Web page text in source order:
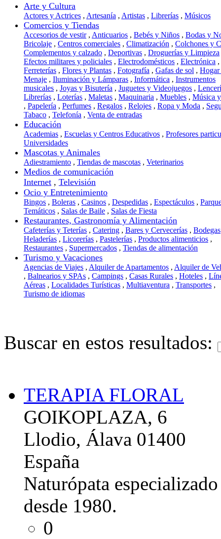
Arte y Cultura
Actores y Actrices , Artesanía , Artistas , Librerías , Músicos
Comercios y Tiendas
Accesorios de vestir, Anticuarios , Bebés y Niños , Bodas y
Bricolaje , Centros comerciales , Climatización , Colchones y
Complementos y calzado , Deportivas , Droguerías y Limpieza
Efectos militares y policiales , Electrodomésticos , Electrónica ,
Ferreterías , Flores y Plantas , Fotografía , Gafas de sol ,
Menaje , Iluminación y Lámparas , Informática , Instrumentos
musicales , Joyas y Bisutería , Juguetes y Videojuegos ,
Librerías , Loterías , Maletas , Maquinaria , Muebles , Música
, Papelería , Perfumes , Regalos , Relojes , Ropa y Moda ,
Tabaco , Telefonía , Venta de entradas
Educación
Academias , Escuelas y Centros Educativos , Profesores
Universidades
Mascotas y Animales
Adiestramiento , Tiendas de mascotas , Veterinarios
Medios de comunicación
Internet , Televisión
Ocio y Entretenimiento
Bingos , Boleras , Casinos , Despedidas , Espectáculos ,
Temáticos , Salas de Baile , Salas de Fiesta
Restaurantes, Gastronomía y Alimentación
Cafeterías y Teterías , Catering , Bares y Cervecerías , Bodegas
Heladerías , Licorerías , Pastelerías , Productos alimenticios ,
Restaurantes , Supermercados , Tiendas de alimentación
Turismo y Vacaciones
Agencias de Viajes , Alquiler de Apartamentos , Alquiler de
, Balnearios y SPAs , Campings , Casas Rurales , Hoteles ,
Aéreas , Localidades Turísticas , Multiaventura , Transportes ,
Turismo de idiomas
Buscar en estos resultados:
TERAPIA FLORAL
GOIKOPLAZA, 6
Llodio, Álava 01400
España
Naturópata
desde 1980.
0